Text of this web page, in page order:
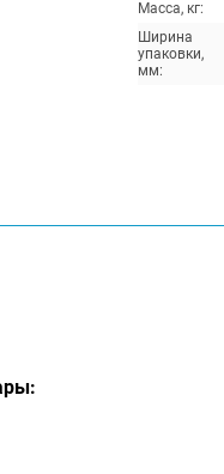
Масса, кг:
Ширина
упаковки,
мм: